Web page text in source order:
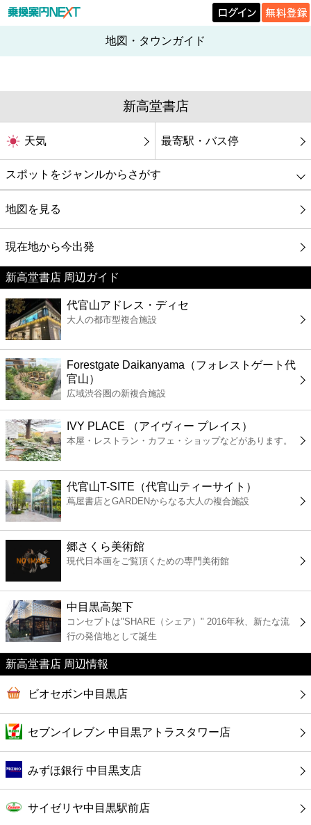
地図・タウンガイド
新高堂書店
天気 最寄駅・バス停
スポットをジャンルからさがす
グルメ
映画
美容
コンビニ
薬局
スーパー
エンタメ
レジャー
書店
ファミレス
ファーストフード
カフェ
ショッピング
銀行
公共
病院
ホテル
地図を見る
現在地から今出発
新高堂書店 周辺ガイド
代官山アドレス・ディセ
大人の都市型複合施設
Forestgate Daikanyama（フォレストゲート代
官山）
広域渋谷圏の新複合施設
IVY PLACE （アイヴィー プレイス）
本屋・レストラン・カフェ・ショップなどがあります。
代官山T-SITE（代官山ティーサイト）
蔦屋書店とGARDENからなる大人の複合施設
郷さくら美術館
現代日本画をご覧頂くための専門美術館
中目黒高架下
コンセプトは"SHARE（シェア）" 2016年秋、新たな流
行の発信地として誕生
新高堂書店 周辺情報
ビオセボン中目黒店
セブンイレブン 中目黒アトラスタワー店
みずほ銀行 中目黒支店
サイゼリヤ中目黒駅前店